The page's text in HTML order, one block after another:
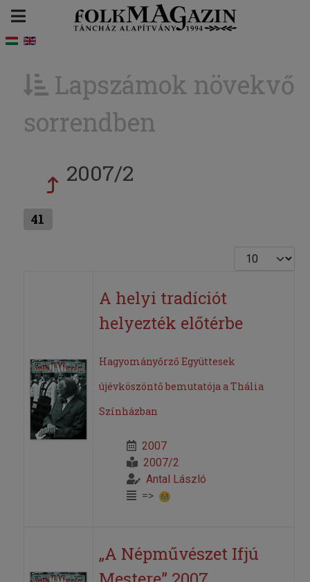
Lapszámok növekvő
sorrendben
2007/2
41
Tételek #
A helyi tradíciót
helyezték előtérbe
Hagyományőrző Együttesek
újévköszöntő bemutatója a Thália
Színházban
2007
2007/2
Antal László
=>
„A Népművészet Ifjú